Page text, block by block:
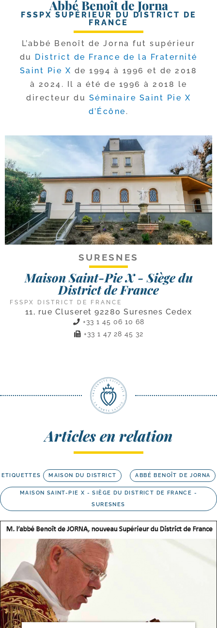
Abbé Benoît de Jorna
FSSPX SUPÉRIEUR DU DISTRICT DE
FRANCE
L’abbé Benoît de Jorna fut supé­rieur
du District de France de la Fraternité
Saint Pie X de 1994 à 1996 et de 2018
à 2024. Il a été de 1996 à 2018 le
direc­teur du Séminaire Saint Pie X
d’Écône .
SURESNES
Maison Saint-Pie X - Siège du
District de France
FSSPX DISTRICT DE FRANCE
11, rue Cluseret 92280 Suresnes Cedex
+33 1 45 06 10 68
+33 1 47 28 45 32
Articles en relation
ETIQUETTES MAISON DU DISTRICT ABBÉ BENOÎT DE JORNA
MAISON SAINT-PIE X - SIÈGE DU DISTRICT DE FRANCE -
SURESNES